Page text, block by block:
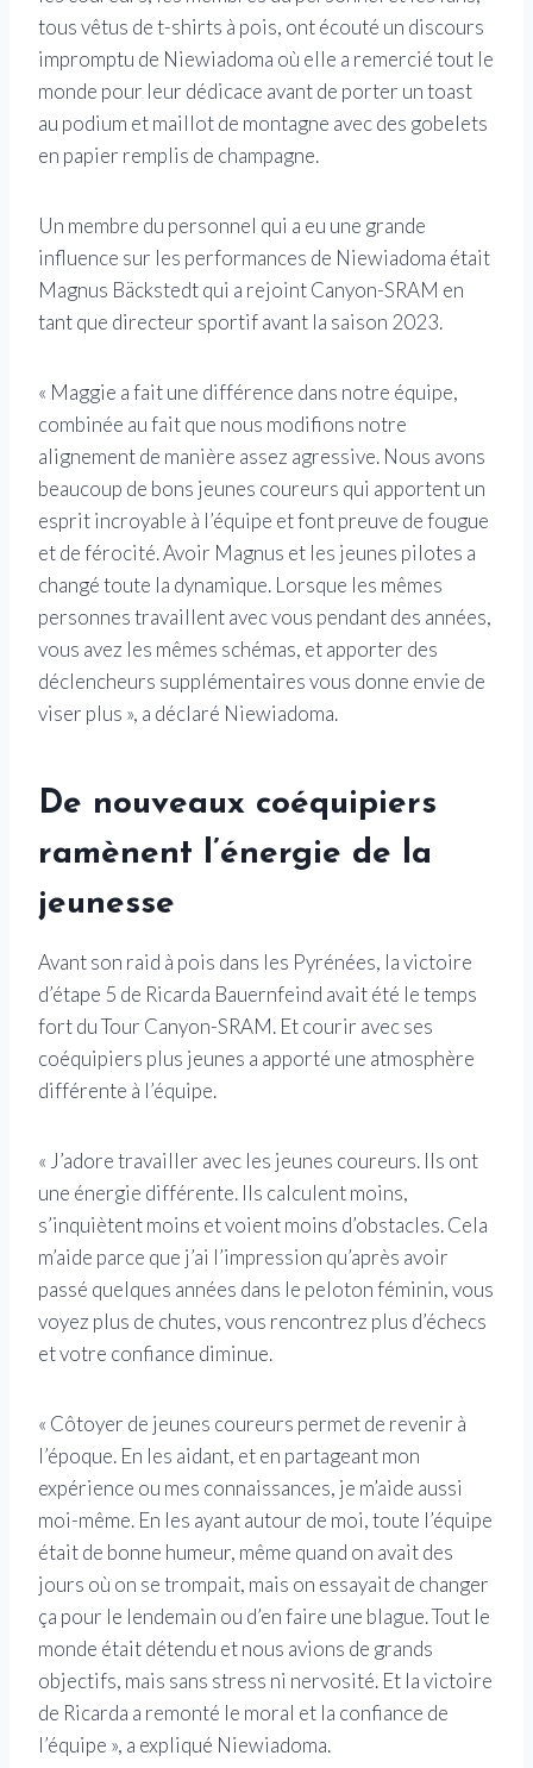
tous vêtus de t-shirts à pois, ont écouté un discours
impromptu de Niewiadoma où elle a remercié tout le
monde pour leur dédicace avant de porter un toast
au podium et maillot de montagne avec des gobelets
en papier remplis de champagne.
Un membre du personnel qui a eu une grande
influence sur les performances de Niewiadoma était
Magnus Bäckstedt qui a rejoint Canyon-SRAM en
tant que directeur sportif avant la saison 2023.
« Maggie a fait une différence dans notre équipe,
combinée au fait que nous modifions notre
alignement de manière assez agressive. Nous avons
beaucoup de bons jeunes coureurs qui apportent un
esprit incroyable à l’équipe et font preuve de fougue
et de férocité. Avoir Magnus et les jeunes pilotes a
changé toute la dynamique. Lorsque les mêmes
personnes travaillent avec vous pendant des années,
vous avez les mêmes schémas, et apporter des
déclencheurs supplémentaires vous donne envie de
viser plus », a déclaré Niewiadoma.
De nouveaux coéquipiers
ramènent l’énergie de la
jeunesse
Avant son raid à pois dans les Pyrénées, la victoire
d’étape 5 de Ricarda Bauernfeind avait été le temps
fort du Tour Canyon-SRAM. Et courir avec ses
coéquipiers plus jeunes a apporté une atmosphère
différente à l’équipe.
« J’adore travailler avec les jeunes coureurs. Ils ont
une énergie différente. Ils calculent moins,
s’inquiètent moins et voient moins d’obstacles. Cela
m’aide parce que j’ai l’impression qu’après avoir
passé quelques années dans le peloton féminin, vous
voyez plus de chutes, vous rencontrez plus d’échecs
et votre confiance diminue.
« Côtoyer de jeunes coureurs permet de revenir à
l’époque. En les aidant, et en partageant mon
expérience ou mes connaissances, je m’aide aussi
moi-même. En les ayant autour de moi, toute l’équipe
était de bonne humeur, même quand on avait des
jours où on se trompait, mais on essayait de changer
ça pour le lendemain ou d’en faire une blague. Tout le
monde était détendu et nous avions de grands
objectifs, mais sans stress ni nervosité. Et la victoire
de Ricarda a remonté le moral et la confiance de
l’équipe », a expliqué Niewiadoma.